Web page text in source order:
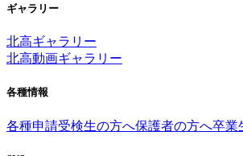
ギャラリー
北高ギャラリー
北高動画ギャラリー
各種情報
各種申請受検生の方へ保護者の方へ卒業